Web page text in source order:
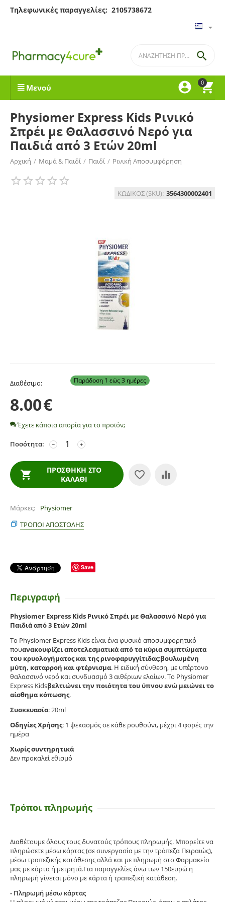
Τηλεφωνικές παραγγελίες: 2105738672
0



Μενού
Physiomer Express Kids Ρινικό
Σπρέι με Θαλασσινό Νερό για
Παιδιά από 3 Ετών 20ml
Αρχική / Μαμά & Παιδί / Παιδί / Ρινική Αποσυμφόρηση
ΚΩΔΙΚΟΣ (SKU): 3564300002401
Διαθέσιμο: Παράδοση 1 εώς 3 ημέρες
8.00€
Έχετε κάποια απορία για το προϊόν;
Ποσότητα: +
−
ΠΡΟΣΘΉΚΗ ΣΤΟ
ΚΑΛΆΘΙ
Μάρκες
Physiomer
ΤΡΌΠΟΙ ΑΠΟΣΤΟΛΉΣ
Save
Περιγραφή
Physiomer Express Kids Ρινικό Σπρέι με Θαλασσινό Νερό για
Παιδιά από 3 Ετών 20ml
Το Physiomer Express Kids είναι ένα φυσικό αποσυμφορητικό
πουανακουφίζει αποτελεσματικά από τα κύρια συμπτώματα
του κρυολογήματος και της ρινοφαρυγγίτιδας:βουλωμένη
μύτη, καταρροή και φτέρνισμα. Η ειδική σύνθεση, με υπέρτονο
θαλασσινό νερό και συνδυασμό 3 αιθέριων ελαίων. Το Physiomer
Express Kidsβελτιώνει την ποιότητα του ύπνου ενώ μειώνει το
αίσθημα κόπωσης.
Συσκευασία: 20ml
Οδηγίες Χρήσης: 1 ψεκασμός σε κάθε ρουθούνι, μέχρι 4 φορές την
ημέρα
Χωρίς συντηρητικά
Δεν προκαλεί εθισμό
Τρόποι πληρωμής
Διαθέτουμε όλους τους δυνατούς τρόπους πληρωμής. Μπορείτε να
πληρώσετε μέσω κάρτας (σε συνεργασία με την τράπεζα Πειραιώς),
μέσω τραπεζικής κατάθεσης αλλά και με πληρωμή στο Φαρμακείο
μας με κάρτα ή μετρητά.Για παραγγελίες άνω των 150ευρώ η
πληρωμή γίνεται μόνο με κάρτα ή τραπεζική κατάθεση.
- Πληρωμή μέσω κάρτας